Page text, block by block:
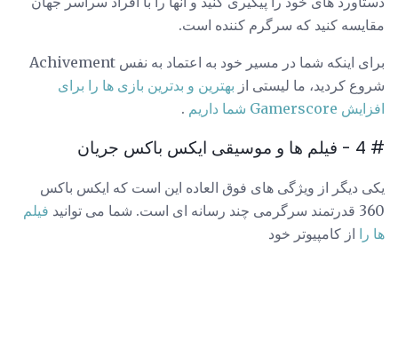
مقایسه کنید که سرگرم کننده است.
برای اینکه شما در مسیر خود به اعتماد به نفس Achivement
شروع کردید، ما لیستی از بهترین و بدترین بازی ها را برای
افزایش Gamerscore شما داریم
.
# 4 - فیلم ها و موسیقی ایکس باکس جریان
یکی دیگر از ویژگی های فوق العاده این است که ایکس باکس
360 قدرتمند سرگرمی چند رسانه ای است. شما می توانید
فیلم
ها را از کامپیوتر خود